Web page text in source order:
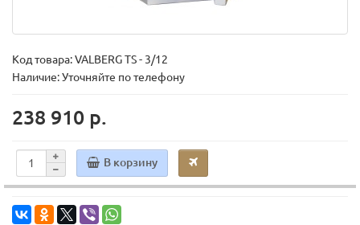
Код товара:VALBERG TS - 3/12
Наличие: Уточняйте по телефону
238 910 р.
В корзину